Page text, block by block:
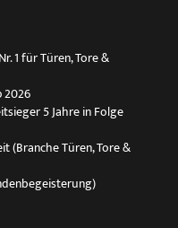
1 für Türen, Tore &
2026
5 Jahre in Folge
(Branche Türen, Tore &